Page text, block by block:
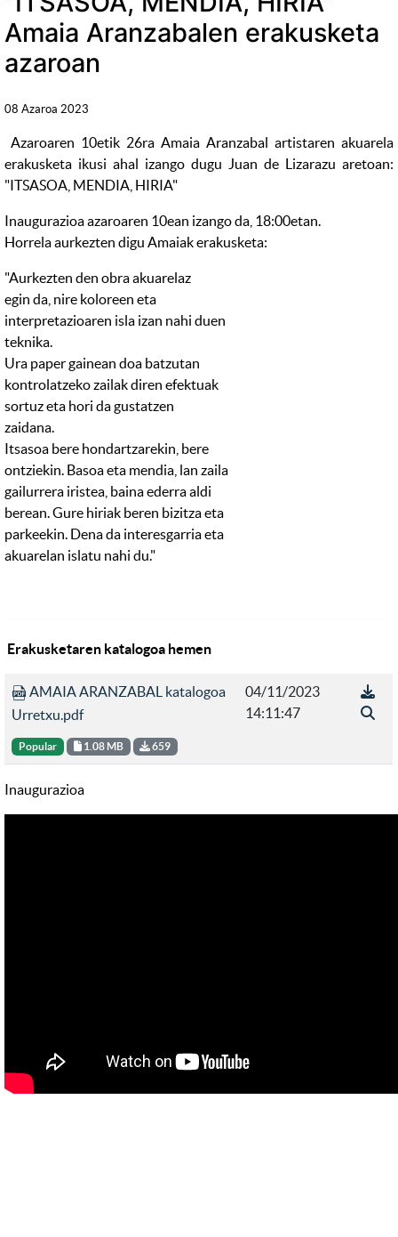
Amaia Aranzabalen erakusketa
azaroan
08 Azaroa 2023
Azaroaren 10etik 26ra Amaia Aranzabal artistaren akuarela
erakusketa ikusi ahal izango dugu Juan de Lizarazu aretoan:
"ITSASOA, MENDIA, HIRIA"
Inaugurazioa azaroaren 10ean izango da, 18:00etan.
Horrela aurkezten digu Amaiak erakusketa:
"Aurkezten den obra akuarelaz
egin da, nire koloreen eta
interpretazioaren isla izan nahi duen
teknika.
Ura paper gainean doa batzutan
kontrolatzeko zailak diren efektuak
sortuz eta hori da gustatzen
zaidana.
Itsasoa bere hondartzarekin, bere
ontziekin. Basoa eta mendia, lan zaila
gailurrera iristea, baina ederra aldi
berean. Gure hiriak beren bizitza eta
parkeekin. Dena da interesgarria eta
akuarelan islatu nahi du."
Erakusketaren katalogoa hemen
AMAIA ARANZABAL katalogoa
Urretxu.pdf
Popular 1.08 MB 659
04/11/2023
14:11:47
Inaugurazioa